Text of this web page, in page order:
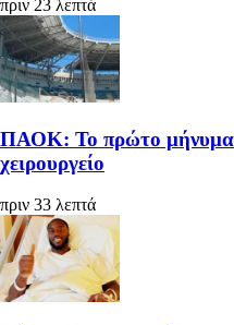
πριν 23 λεπτά
ΠΑΟΚ: Το πρώτο μήνυμα
χειρουργείο
πριν 33 λεπτά